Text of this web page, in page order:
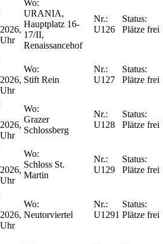
Wo:
URANIA,
Hauptplatz 16-
17/II,
Renaissancehof
Nr.:
U126
Status:
Plätze frei
Wo:
Stift Rein
Nr.:
U127
Status:
Plätze frei
Wo:
Grazer
Schlossberg
Nr.:
U128
Status:
Plätze frei
Wo:
Schloss St.
Martin
Nr.:
U129
Status:
Plätze frei
Wo:
Neutorviertel
Nr.:
U1291
Status:
Plätze frei